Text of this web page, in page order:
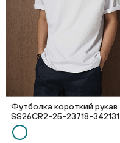
Футболка короткий рукав
SS26CR2-25-23718-342131